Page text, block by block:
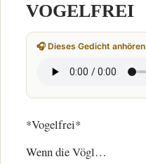
VOGELFREI
🎧 Dieses Gedicht anhören
*Vogelfrei*
Wenn die Vögl…